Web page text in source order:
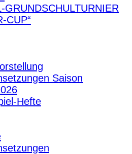
GRUNDSCHULTURNIER
CUP“
Saison
Hefte